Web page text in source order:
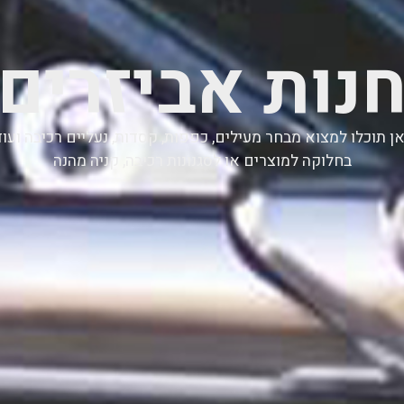
תוכלו למצוא מבחר מעילים, כפפות, קסדות, נעליים רכיבה
בחלוקה למוצרים או לסגנונות רכיבה, קניה מהנה